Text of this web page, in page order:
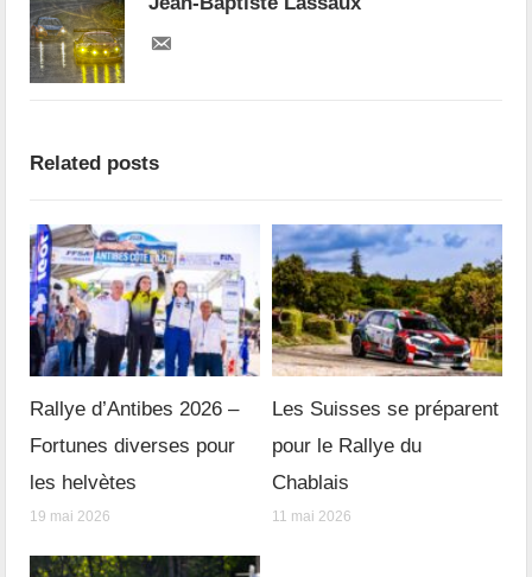
Related posts
Rallye d’Antibes 2026 –
Fortunes diverses pour
les helvètes
19 mai 2026
Les Suisses se préparent
pour le Rallye du
Chablais
11 mai 2026